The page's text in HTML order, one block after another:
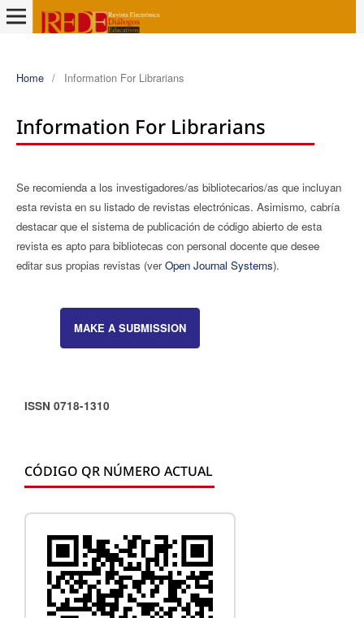
Home / Information For Librarians
Information For Librarians
Se recomienda a los investigadores/as bibliotecarios/as que incluyan
esta revista en su listado de revistas electrónicas. Asimismo, cabrí­a
destacar que el sistema de publicación de código abierto de esta
revista es apto para bibliotecas con personal docente que desee
editar sus propias revistas (verOpen Journal Systems).
MAKE A SUBMISSION
ISSN 0718-1310
CÓDIGO QR NÚMERO ACTUAL